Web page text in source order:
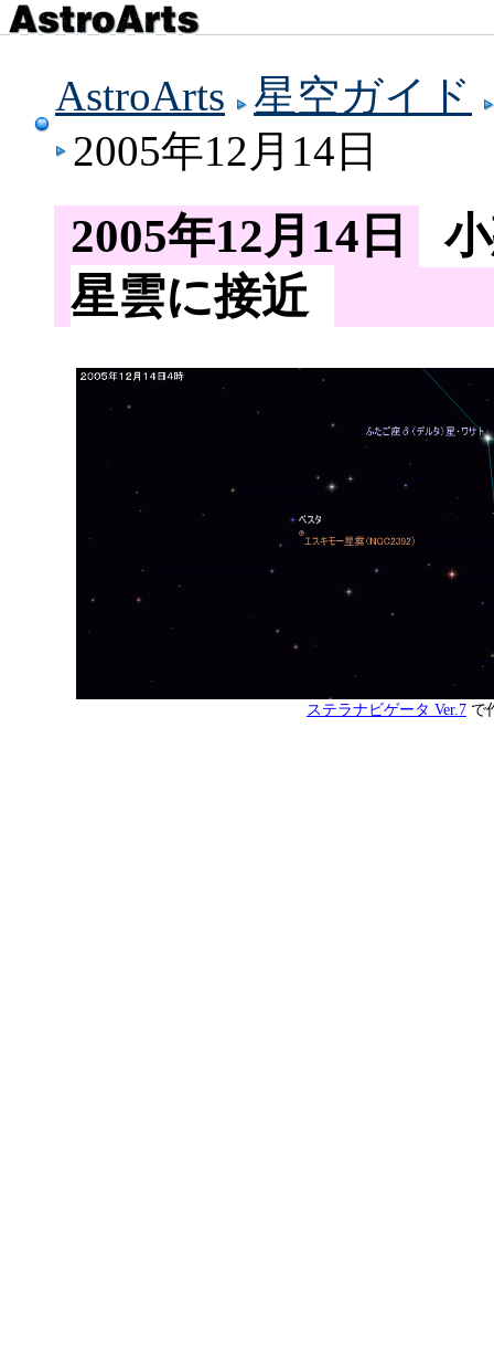
AstroArts
星空ガイド
2005年12月14日
2005年12月14日
星雲に接近
ステラナビゲータ Ver.7 で